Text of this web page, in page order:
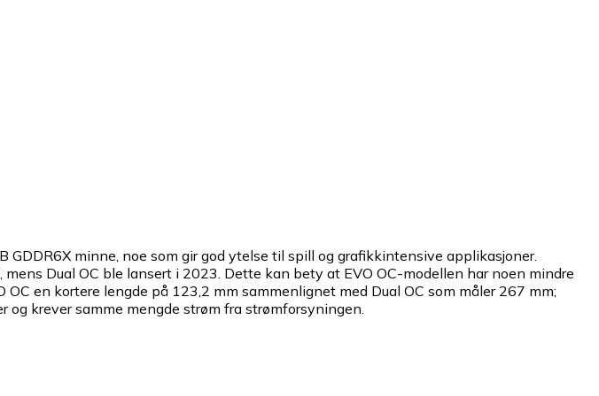
GDDR6X minne, noe som gir god ytelse til spill og grafikkintensive applikasjoner.
Dual OC ble lansert i 2023. Dette kan bety at EVO OC-modellen har noen mindre
en kortere lengde på 123,2 mm sammenlignet med Dual OC som måler 267 mm;
krever samme mengde strøm fra strømforsyningen.